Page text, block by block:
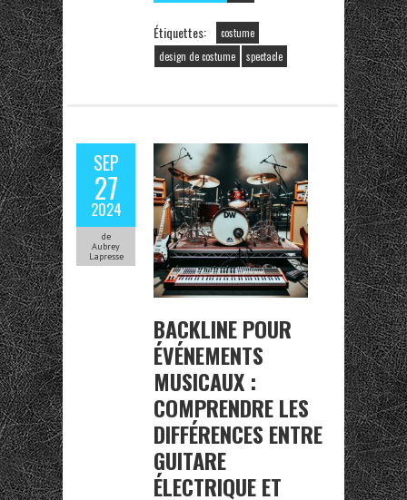
Étiquettes:
costume
design de costume
spectacle
SEP
27
2024
de
Aubrey
Lapresse
BACKLINE POUR
ÉVÉNEMENTS
MUSICAUX :
COMPRENDRE LES
DIFFÉRENCES ENTRE
GUITARE
ÉLECTRIQUE ET